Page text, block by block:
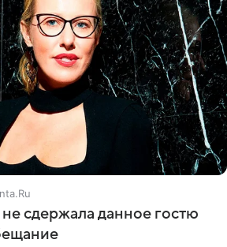
сдержала данное гостю